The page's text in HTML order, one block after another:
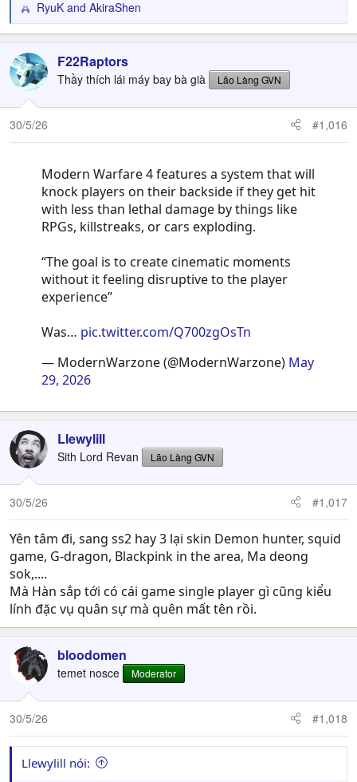
R
e
c
t
i
o
n
s
RyuK and AkiraShen
F22Raptors
Thầy thích lái máy bay bà già Lão Làng GVN
30/5/26 #1,016
Modern Warfare 4 features a system that will
knock players on their backside if they get hit
with less than lethal damage by things like
RPGs, killstreaks, or cars exploding.
“The goal is to create cinematic moments
without it feeling disruptive to the player
experience”
Was… pic.twitter.com/Q700zgOsTn
— ModernWarzone (@ModernWarzone) May
29, 2026
Llewylill
Sith Lord Revan Lão Làng GVN
30/5/26 #1,017
Yên tâm đi, sang ss2 hay 3 lại skin Demon hunter, squid
game, G-dragon, Blackpink in the area, Ma deong
sok,....
Mà Hàn sắp tới có cái game single player gì cũng kiểu
lính đặc vụ quân sự mà quên mất tên rồi.
bloodomen
temet nosce Moderator
30/5/26 #1,018
Llewylill nói: